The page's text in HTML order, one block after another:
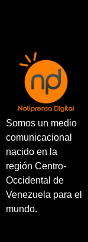
Somos un medio
comunicacional
nacido en la
región Centro-
Occidental de
Venezuela para el
mundo.